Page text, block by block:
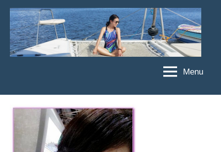
Skip
content
菲
亞
娃
JEFFIA
Menu